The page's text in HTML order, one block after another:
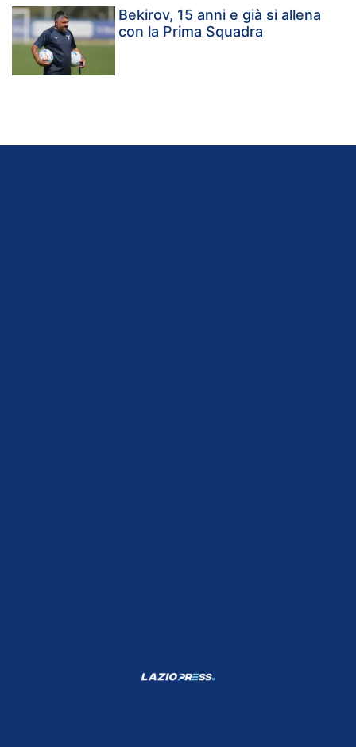
Bekirov, 15 anni e già si allena
con la Prima Squadra